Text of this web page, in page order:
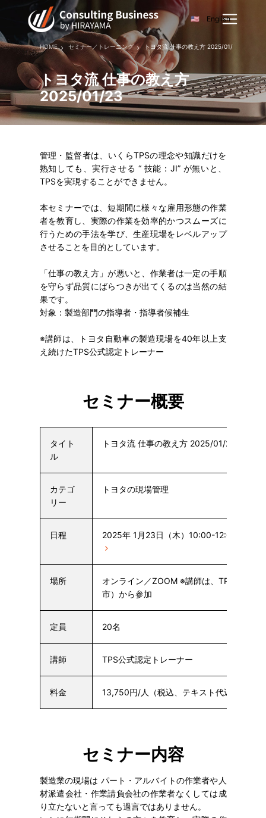
English
トヨタ流 仕事の教え方
2025/01/23
HOME セミナー／トレーニング トヨタ流 仕事の教え方 2025/01/23
管理・監督者は、いくらTPSの理念や知識だけを
熟知しても、実行させる “ 技能：JI” が無いと、
TPSを実現することができません。
本セミナーでは、短期間に様々な雇用形態の作業
者を教育し、実際の作業を効率的かつスムーズに
行うための手法を学び、生産現場をレベルアップ
させることを目的としています。
「仕事の教え方」が悪いと、作業者は一定の手順
を守らず品質にばらつきが出てくるのは当然の結
果です。
対象：製造部門の指導者・指導者候補生
※講師は、トヨタ自動車の製造現場を40年以上支
え続けたTPS公式認定トレーナー
セミナー概要
タイト
ル
トヨタ流 仕事の教え方 2025/01/23
カテゴ
リー
トヨタの現場管理
日程 2025年 1月23日（木）10:00-12:00
場所
オンライン／ZOOM ※講師は、TPS道場（
市）から参加
定員 20名
講師 TPS公式認定トレーナー
料金 13,750円/人（税込、テキスト代込）
セミナー内容
製造業の現場は パート・アルバイトの作業者や人
材派遣会社・作業請負会社の作業者なくしては成
り立たないと言っても過言ではありません。